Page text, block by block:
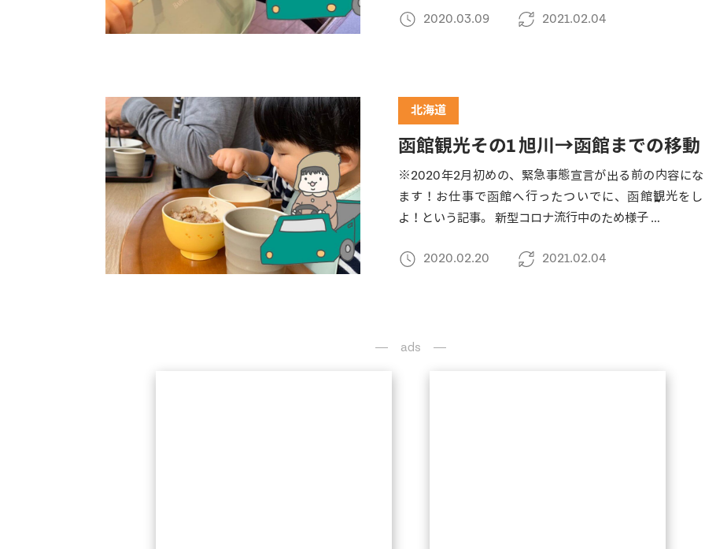
2020.03.09 2021.02.04
北海道
函館観光その1 旭川→函館までの移動
※2020年2月初めの、緊急事態宣言が出る前の内容に
ます！お仕事で函館へ行ったついでに、函館観光を
よ！という記事。 新型コロナ流行中のため様子 …
2020.02.20 2021.02.04
ads